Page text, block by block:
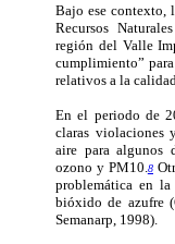
Bajo ese contexto,
Recursos
región del Valle
cumplimiento”
relativos a la
En el periodo de
claras violaciones
aire para algunos
ozono y PM10. 8
problemática en
bióxido de azufre
Semanarp, 1998).